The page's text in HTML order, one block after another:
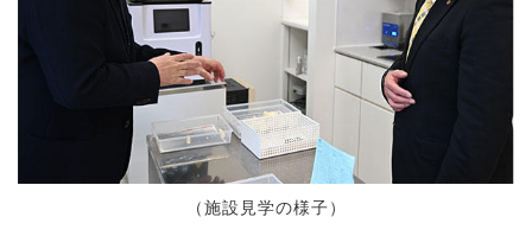
（施設見学の様子）